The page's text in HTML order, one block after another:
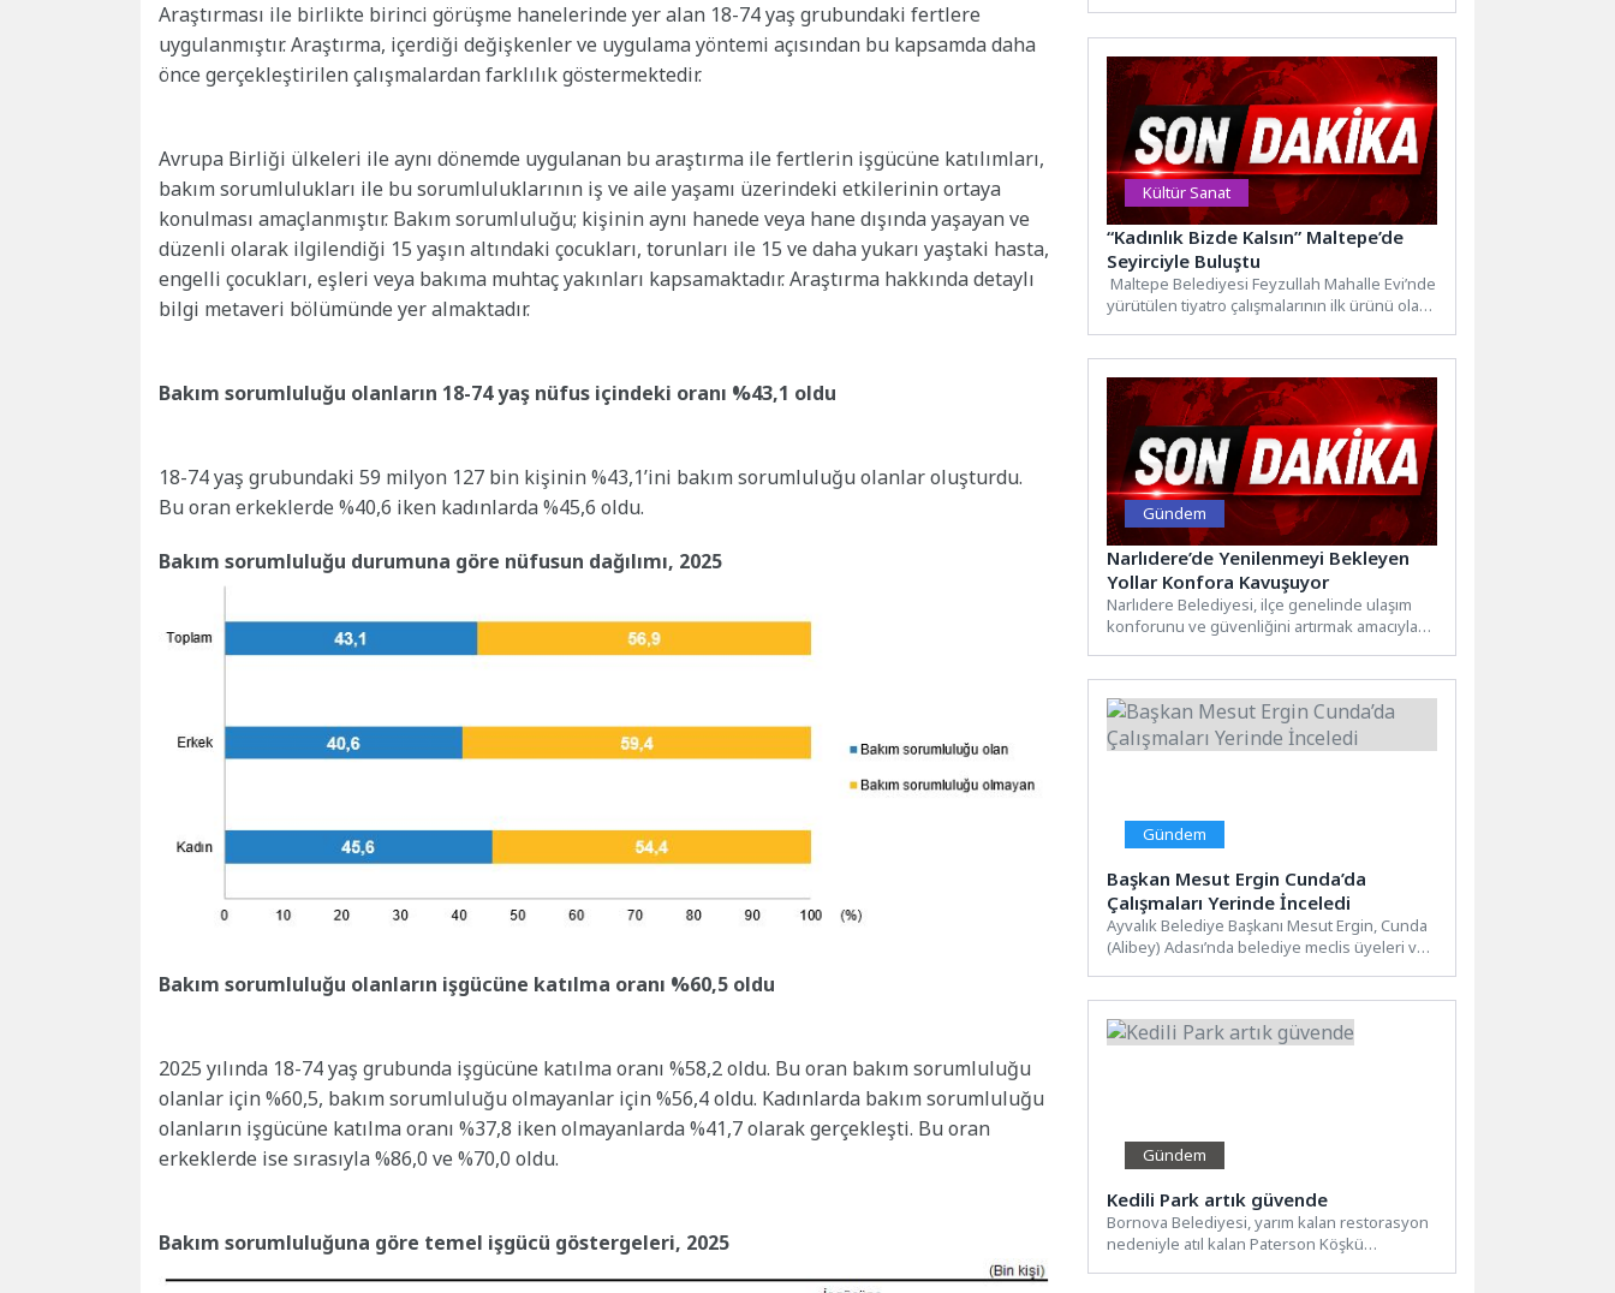
Araştırması ile birlikte birinci görüşme hanelerinde yer alan 18-74 yaş grubundaki fertlere
uygulanmıştır. Araştırma, içerdiği değişkenler ve uygulama yöntemi açısından bu kapsamda daha
önce gerçekleştirilen çalışmalardan farklılık göstermektedir.
Avrupa Birliği ülkeleri ile aynı dönemde uygulanan bu araştırma ile fertlerin işgücüne katılımları,
bakım sorumlulukları ile bu sorumluluklarının iş ve aile yaşamı üzerindeki etkilerinin ortaya
konulması amaçlanmıştır. Bakım sorumluluğu; kişinin aynı hanede veya hane dışında yaşayan ve
düzenli olarak ilgilendiği 15 yaşın altındaki çocukları, torunları ile 15 ve daha yukarı yaştaki hasta,
engelli çocukları, eşleri veya bakıma muhtaç yakınları kapsamaktadır. Araştırma hakkında detaylı
bilgi metaveri bölümünde yer almaktadır.
Bakım sorumluluğu olanların 18-74 yaş nüfus içindeki oranı %43,1 oldu
18-74 yaş grubundaki 59 milyon 127 bin kişinin %43,1’ini bakım sorumluluğu olanlar oluşturdu.
Bu oran erkeklerde %40,6 iken kadınlarda %45,6 oldu.
Bakım sorumluluğu durumuna göre nüfusun dağılımı, 2025
Bakım sorumluluğu olanların işgücüne katılma oranı %60,5 oldu
2025 yılında 18-74 yaş grubunda işgücüne katılma oranı %58,2 oldu. Bu oran bakım sorumluluğu
olanlar için %60,5, bakım sorumluluğu olmayanlar için %56,4 oldu. Kadınlarda bakım sorumluluğu
olanların işgücüne katılma oranı %37,8 iken olmayanlarda %41,7 olarak gerçekleşti. Bu oran
erkeklerde ise sırasıyla %86,0 ve %70,0 oldu.
Bakım sorumluluğuna göre temel işgücü göstergeleri, 2025
Kültür Sanat
“Kadınlık Bizde Kalsın” Maltepe’de
Seyirciyle Buluştu
Maltepe Belediyesi Feyzullah Mahalle Evi’nde
yürütülen tiyatro çalışmalarının ilk ürünü olan
Gündem
Narlıdere’de Yenilenmeyi Bekleyen
Yollar Konfora Kavuşuyor
Narlıdere Belediyesi, ilçe genelinde ulaşım
konforunu ve güvenliğini artırmak amacıyla
Gündem
Başkan Mesut Ergin Cunda’da
Çalışmaları Yerinde İnceledi
Ayvalık Belediye Başkanı Mesut Ergin, Cunda
(Alibey) Adası’nda belediye meclis üyeleri ve
Gündem
Kedili Park artık güvende
Bornova Belediyesi, yarım kalan restorasyon
nedeniyle atıl kalan Paterson Köşkü